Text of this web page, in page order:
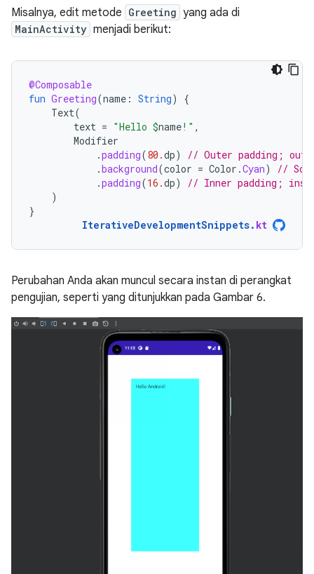
Misalnya, edit metode Greeting yang ada di
MainActivity menjadi berikut:
@Composable
fun Greeting(name : String)
{
Text(
text = "Hello $name!" ,
Modifier
.padding(80.dp)
// Outer padding;
.background(color = Color .Cyan)
//
.padding(16.dp)
// Inner padding;
)
}
IterativeDevelopmentSnippets. kt
Perubahan Anda akan muncul secara instan di perangkat
pengujian, seperti yang ditunjukkan pada Gambar 6.